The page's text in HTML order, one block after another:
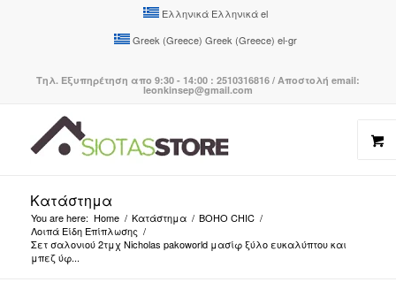
Ελληνικά Ελληνικάel
Greek (Greece) Greek (Greece) el-gr
Τηλ. Εξυπηρέτηση απο 9:30 - 14:00 : 2510316816 / Αποστολή email:
leonkinsep@gmail.com
Κατάστημα
You are here: Home / Κατάστημα / BOHO CHIC /
Λοιπά Είδη Επίπλωσης /
Σετ σαλονιού 2τμχ Nicholas pakoworld μασίφ ξύλο ευκαλύπτου και
μπεζ ύφ...